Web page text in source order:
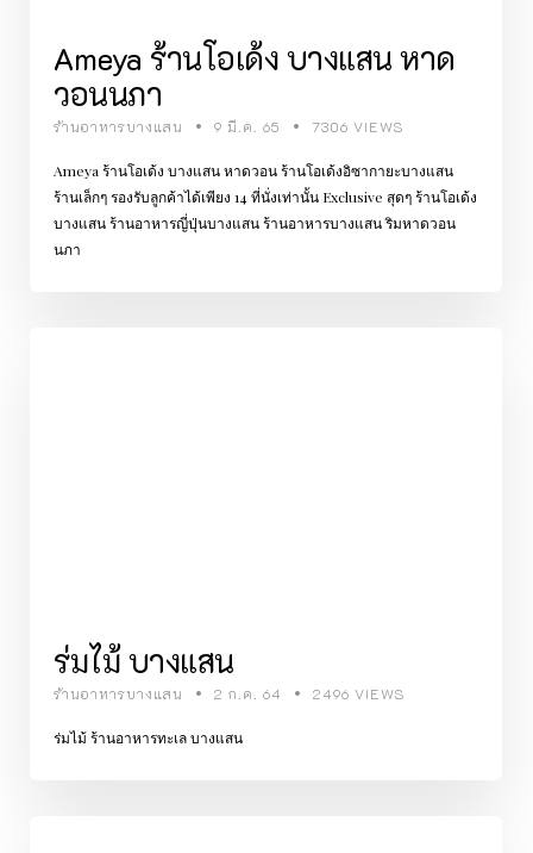
Ameya ร้านโอเด้ง บางแสน หาด
วอนนภา
9 มี.ค. 65
ร้านอาหารบางแสน 7306 VIEWS
Ameya ร้านโอเด้ง บางแสน หาดวอน ร้านโอเด้งอิซากายะบางแสน
ร้านเล็กๆ รองรับลูกค้าได้เพียง 14 ที่นั่งเท่านั้น Exclusive สุดๆ ร้านโอเด้ง
บางแสน ร้านอาหารญี่ปุ่นบางแสน ร้านอาหารบางแสน ริมหาดวอน
นภา
ร่มไม้ บางแสน
2 ก.ค. 64
ร้านอาหารบางแสน 2496 VIEWS
ร่มไม้ ร้านอาหารทะเล บางแสน